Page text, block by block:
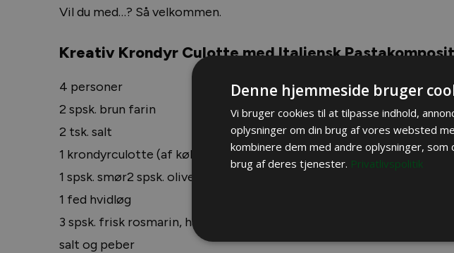
Vil du med…? Så velkommen.
Kreativ Krondyr Culotte med Italiensk
4 personer
2 spsk. brun farin
2 tsk. salt
1 krondyrculotte (af kølle) ca. 800 g
1 spsk. smør2 spsk. olivenolie
1 fed hvidløg
3 spsk. frisk rosmarin, hakket
salt og peber
Denne hjemmeside bruger
Vi bruger cookies til at tilpasse indhold,
oplysninger om din brug af vores websted
kombinere dem med andre oplysninger,
brug af deres tjenester. Privatlivspolitik